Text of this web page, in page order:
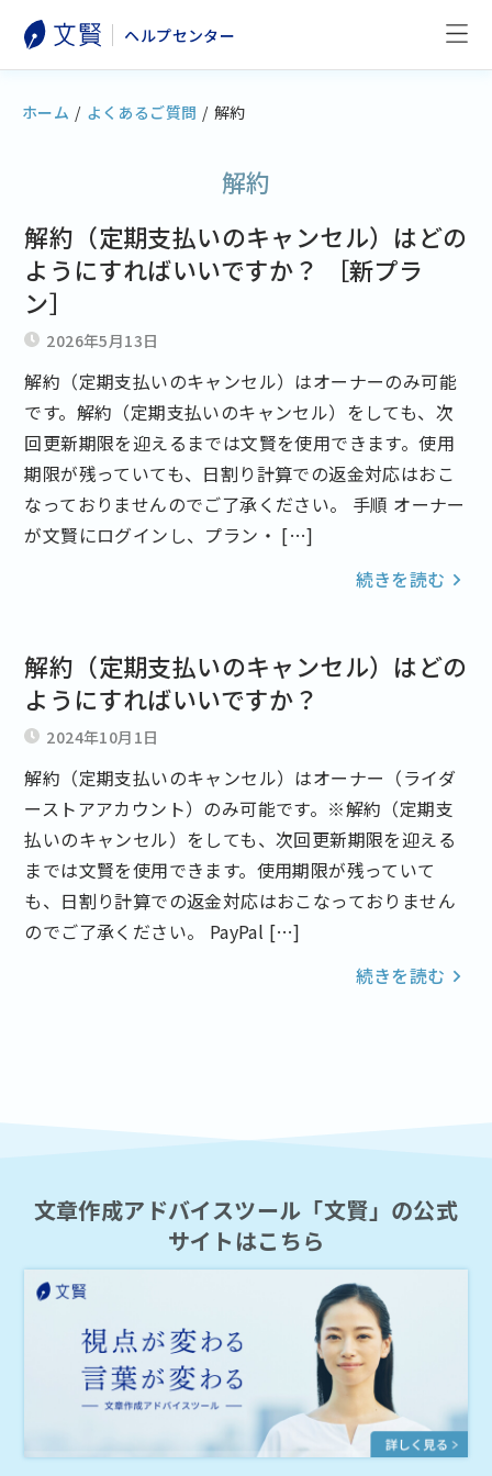
ヘルプセンター
ホーム / よくあるご質問 / 解約
解約
解約（定期支払いのキャンセル）はどの
ようにすればいいですか？ ［新プラ
ン］
2026年5月13日
解約（定期支払いのキャンセル）はオーナーのみ可能
です。解約（定期支払いのキャンセル）をしても、次
回更新期限を迎えるまでは文賢を使用できます。使用
期限が残っていても、日割り計算での返金対応はおこ
なっておりませんのでご了承ください。 手順 オーナー
が文賢にログインし、プラン・ […]
続きを読む
解約（定期支払いのキャンセル）はどの
ようにすればいいですか？
2024年10月1日
解約（定期支払いのキャンセル）はオーナー（ライダ
ーストアアカウント）のみ可能です。※解約（定期支
払いのキャンセル）をしても、次回更新期限を迎える
までは文賢を使用できます。使用期限が残っていて
も、日割り計算での返金対応はおこなっておりません
のでご了承ください。 PayPal […]
続きを読む
文章作成アドバイスツール「文賢」の公式
サイトはこちら